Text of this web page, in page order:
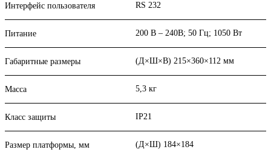
Интерфейс пользователя RS 232
Питание 200 В – 240В; 50 Гц; 1050 Вт
Габаритные размеры (Д×Ш×В) 215×360×112 мм
Масса 5,3 кг
Класс защиты IP21
Размер платформы, мм (Д×Ш) 184×184